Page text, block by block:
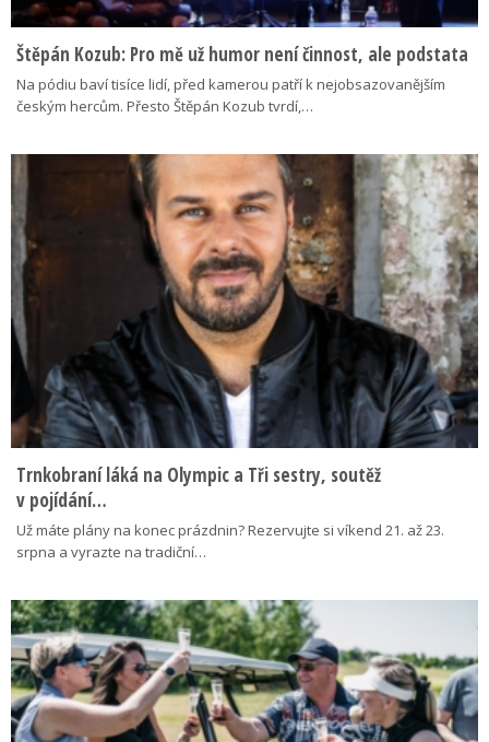
Štěpán Kozub: Pro mě už humor není činnost, ale podstata
Na pódiu baví tisíce lidí, před kamerou patří k nejobsazovanějším
českým hercům. Přesto Štěpán Kozub tvrdí,…
Trnkobraní láká na Olympic a Tři sestry, soutěž
v pojídání…
Už máte plány na konec prázdnin? Rezervujte si víkend 21. až 23.
srpna a vyrazte na tradiční…